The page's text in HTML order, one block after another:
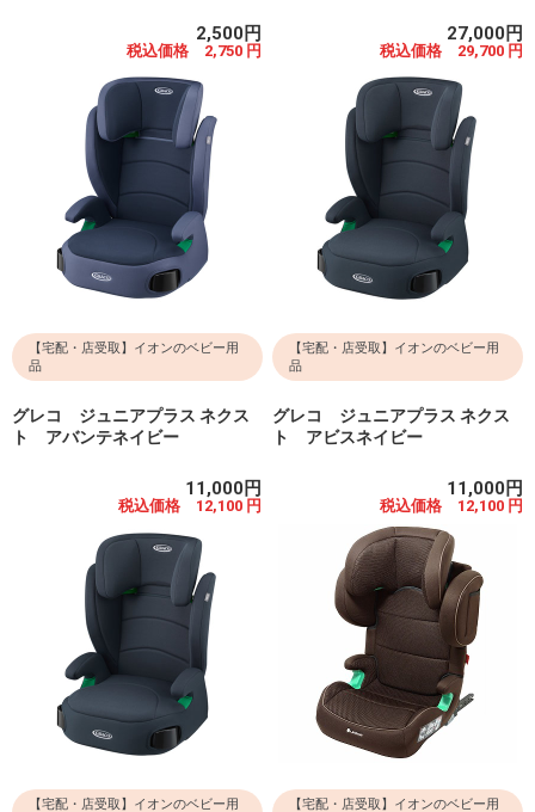
2,500円
税込価格 2,750 円
27,000円
税込価格 29,700 円
【宅配・店受取】イオンのベビー用
品
グレコ ジュニアプラス ネクス
ト アバンテネイビー
11,000円
税込価格 12,100 円
【宅配・店受取】イオンのベビー用
品
グレコ ジュニアプラス ネクス
ト アビスネイビー
11,000円
税込価格 12,100 円
【宅配・店受取】イオンのベビー用
【宅配・店受取】イオンのベビー用